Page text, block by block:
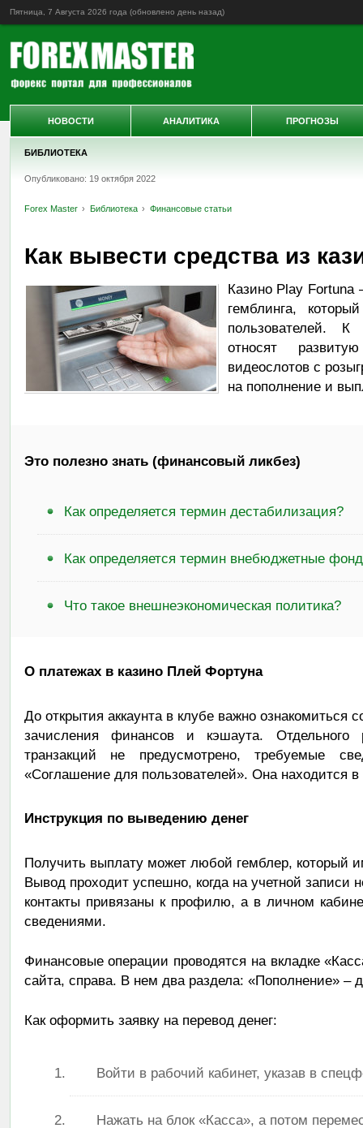
Пятница, 7 Августа 2026 года (обновлено день назад)
БИБЛИОТЕКА
Опубликовано: 19 октября 2022
Forex Master Библиотека Финансовые статьи
Как вывести средства из
Казино Play Fortuna
гемблинга,
пользователей.
относят
видеослотов с
на пополнение и
Это полезно знать (финансовый ликбез)
Как определяется термин дестабилизация?
Как определяется термин внебюджетные
Что такое внешнеэкономическая политика?
О платежах в казино Плей Фортуна
До открытия аккаунта в клубе важно ознакомиться
зачисления финансов и кэшаута. Отдельного
транзакций не предусмотрено, требуемые
«Соглашение для пользователей». Она находится
Инструкция по выведению денег
Получить выплату может любой гемблер, который
Вывод проходит успешно, когда на учетной записи
контакты привязаны к профилю, а в личном
сведениями.
Финансовые операции проводятся на вкладке
сайта, справа. В нем два раздела: «Пополнение» –
Как оформить заявку на перевод денег:
Войти в рабочий кабинет, указав в
Нажать на блок «Касса», а потом
НОВОСТИ АНАЛИТИКА ПРОГНОЗЫ